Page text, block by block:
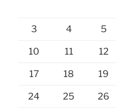
3 4 5
10 11 12
17 18 19
24 25 26